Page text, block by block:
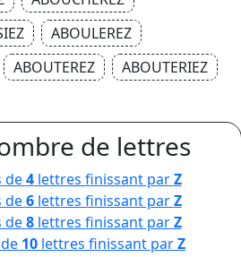
ABOULEREZ
ABOUTEREZ
ABOUTERIEZ
de lettres
de4lettres finissant parZ
de6lettres finissant parZ
de8lettres finissant parZ
10 lettres finissant parZ